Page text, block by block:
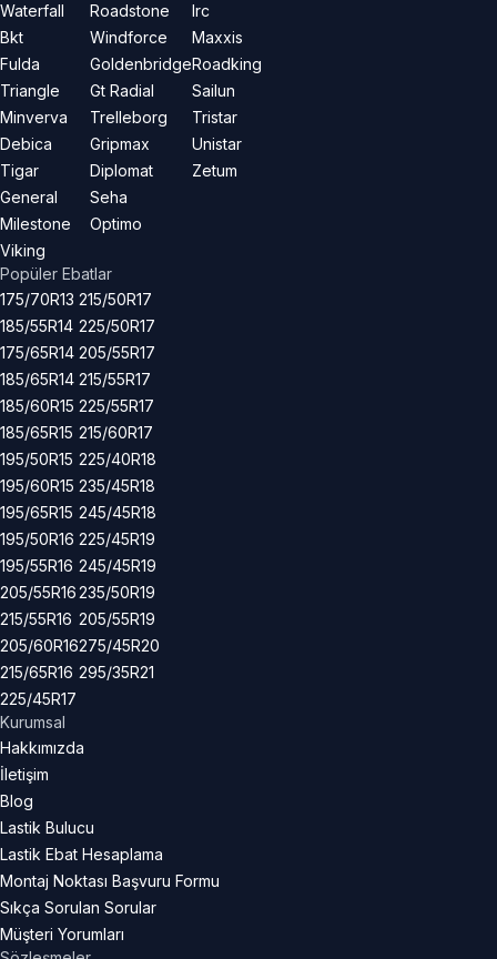
Waterfall
Bkt
Fulda
Triangle
Minverva
Debica
Tigar
General
Milestone
Viking
Roadstone
Windforce
Goldenbridge
Gt Radial
Trelleborg
Gripmax
Diplomat
Seha
Optimo
Irc
Maxxis
Roadking
Sailun
Tristar
Unistar
Zetum
Popüler Ebatlar
175/70R13
185/55R14
175/65R14
185/65R14
185/60R15
185/65R15
195/50R15
195/60R15
195/65R15
195/50R16
195/55R16
205/55R16
215/55R16
205/60R16
215/65R16
225/45R17
215/50R17
225/50R17
205/55R17
215/55R17
225/55R17
215/60R17
225/40R18
235/45R18
245/45R18
225/45R19
245/45R19
235/50R19
205/55R19
275/45R20
295/35R21
Kurumsal
Hakkımızda
İletişim
Blog
Lastik Bulucu
Lastik Ebat Hesaplama
Montaj Noktası Başvuru Formu
Sıkça Sorulan Sorular
Müşteri Yorumları